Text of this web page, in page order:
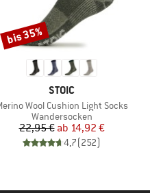
MARKE
STOIC
Wool Cushion Light Socks
Produktgruppe
Wandersocken
Preis
22,95 € reduzierter Preis
ab 14,92 €
4,7(252)
Rabatt
bis 35%